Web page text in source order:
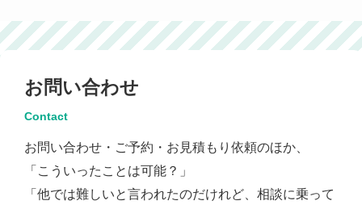
お問い合わせ
Contact
お問い合わせ・ご予約・お見積もり依頼のほか、
「こういったことは可能？」
「他では難しいと言われたのだけれど、相談に乗って